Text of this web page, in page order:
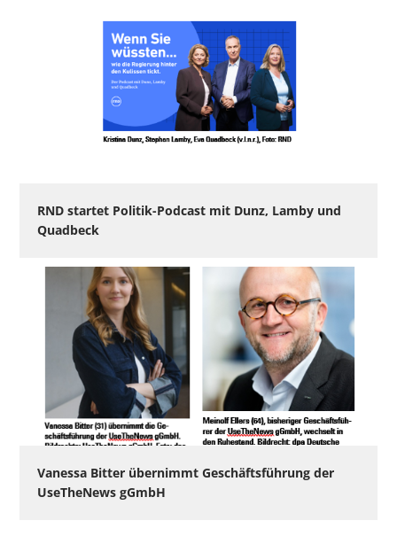
RND startet Politik-Podcast mit Dunz, Lamby und
Quadbeck
Vanessa Bitter übernimmt Geschäftsführung der
UseTheNews gGmbH